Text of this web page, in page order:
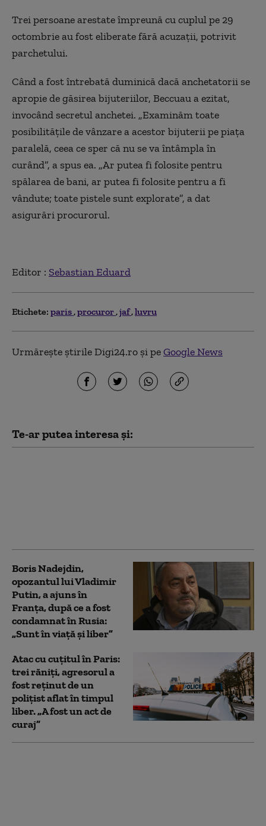
Trei persoane arestate împreună cu cuplul pe 29
octombrie au fost eliberate fără acuzaţii, potrivit
parchetului.
Când a fost întrebată duminică dacă anchetatorii se
apropie de găsirea bijuteriilor, Beccuau a ezitat,
invocând secretul anchetei. „Examinăm toate
posibilităţile de vânzare a acestor bijuterii pe piaţa
paralelă, ceea ce sper că nu se va întâmpla în
curând”, a spus ea. „Ar putea fi folosite pentru
spălarea de bani, ar putea fi folosite pentru a fi
vândute; toate pistele sunt explorate”, a dat
asigurări procurorul.
Editor : Sebastian Eduard
Etichete: paris procuror jaf luvru
Urmărește știrile Digi24.ro și peGoogle News
Te-ar putea interesa și:
Boris Nadejdin,
opozantul lui Vladimir
Putin, a ajuns în
Franța, după ce a fost
condamnat în Rusia:
„Sunt în viață și liber”
Atac cu cuțitul în Paris:
trei răniți, agresorul a
fost reținut de un
polițist aflat în timpul
liber. „A fost un act de
curaj”